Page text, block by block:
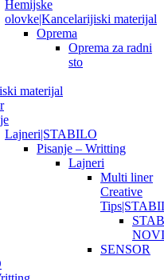
Hemijske
olovke|Kancelarijiski materijal
Oprema
Oprema za radni
sto
materijal
Lajneri|STABILO
Pisanje – Writting
Lajneri
Multi liner
Creative
SENSOR